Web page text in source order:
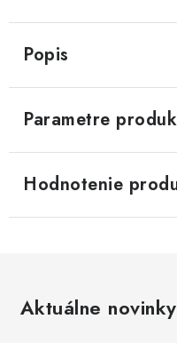
Popis
Parametre
Hodnotenie
Aktuálne